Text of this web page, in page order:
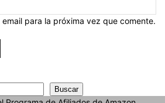
para la próxima vez que comente.
Buscar